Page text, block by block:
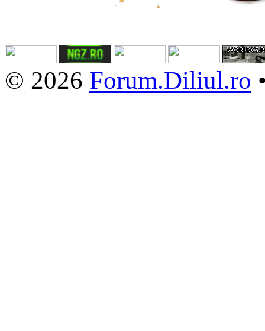
© 2026 Forum.Diliul.ro